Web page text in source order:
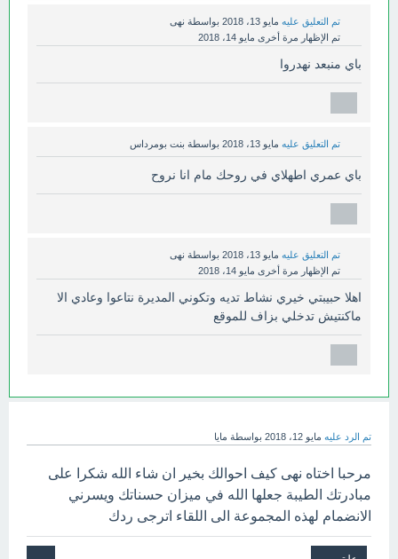
تم التعليق عليه مايو 13، 2018 بواسطة نهى
تم الإظهار مرة أخرى مايو 14، 2018
باي منبعد نهدروا
تم التعليق عليه مايو 13، 2018 بواسطة بنت بومرداس
باي عمري اطهلاي في روحك مام انا نروح
تم التعليق عليه مايو 13، 2018 بواسطة نهى
تم الإظهار مرة أخرى مايو 14، 2018
اهلا حبيبتي خيري نشاط تديه وتكوني المديرة نتاعوا وعادي الا
ماكنتيش تدخلي بزاف للموقع
تم الرد عليه مايو 12، 2018 بواسطة مايا
مرحبا اختاه نهى كيف احوالك بخير ان شاء الله شكرا على
مبادرتك الطيبة جعلها الله في ميزان حسناتك ويسرني
الانضمام لهذه المجموعة الى اللقاء اترجى ردك